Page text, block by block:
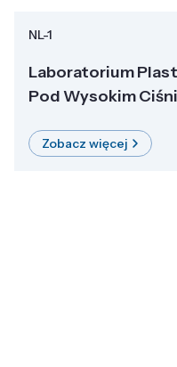
NL-1
Laboratorium
Pod Wysokim
Zobacz więcej